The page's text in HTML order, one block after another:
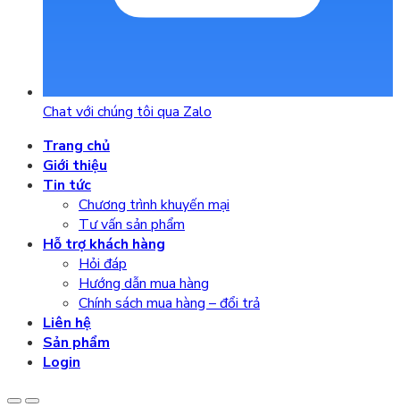
Chat với chúng tôi qua Zalo
Trang chủ
Giới thiệu
Tin tức
Chương trình khuyến mại
Tư vấn sản phẩm
Hỗ trợ khách hàng
Hỏi đáp
Hướng dẫn mua hàng
Chính sách mua hàng – đổi trả
Liên hệ
Sản phẩm
Login